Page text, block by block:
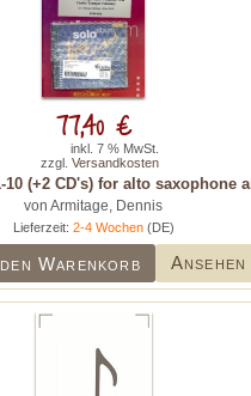
(+2 CD's) for alto saxophone
von Armitage, Dennis
Lieferzeit: 2-4 Wochen(DE)
Warenkorb Ansehen
77,40 €
inkl. 7 % MwSt.
zzgl. Versandkosten